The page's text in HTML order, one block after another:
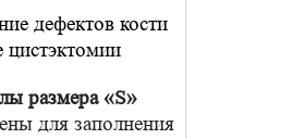
дефектов кости
цистэктомии
размера «S»
для заполнения